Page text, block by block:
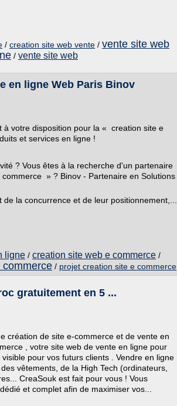
/ creation site web vente / vente site web
/ vente site web
en ligne Web Paris Binov
à votre disposition pour la « creation site e
et services en ligne !
? Vous êtes à la recherche d'un partenaire
» ? Binov - Partenaire en Solutions
la concurrence et de leur positionnement,...
ligne / creation site web e commerce /
/ projet creation site e commerce
gratuitement en 5 ...
création de site e-commerce et de vente en
, votre site web de vente en ligne pour
pour vos futurs clients . Vendre en ligne
vêtements, de la High Tech (ordinateurs,
CreaSouk est fait pour vous ! Vous
et complet afin de maximiser vos...